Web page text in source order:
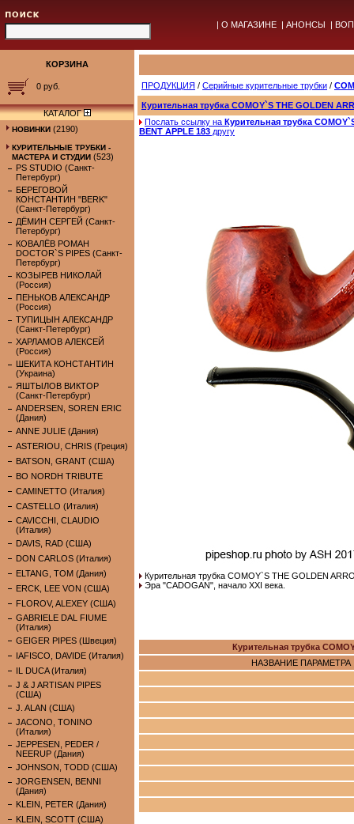
| О МАГАЗИНЕ | АНОНСЫ |
КОРЗИНА
0 руб.
КАТАЛОГ
НОВИНКИ (2190)
КУРИТЕЛЬНЫЕ ТРУБКИ -
МАСТЕРА И СТУДИИ (523)
PS STUDIO (Санкт-
Петербург)
БЕРЕГОВОЙ
КОНСТАНТИН "BERK"
(Санкт-Петербург)
ДЁМИН СЕРГЕЙ (Санкт-
Петербург)
КОВАЛЁВ РОМАН
DOCTOR`S PIPES (Санкт-
Петербург)
КОЗЫРЕВ НИКОЛАЙ
(Россия)
ПЕНЬКОВ АЛЕКСАНДР
(Россия)
ТУПИЦЫН АЛЕКСАНДР
(Санкт-Петербург)
ХАРЛАМОВ АЛЕКСЕЙ
(Россия)
ШЕКИТА КОНСТАНТИН
(Украина)
ЯШТЫЛОВ ВИКТОР
(Санкт-Петербург)
ANDERSEN, SOREN ERIC
(Дания)
ANNE JULIE (Дания)
ASTERIOU, CHRIS (Греция)
BATSON, GRANT (США)
BO NORDH TRIBUTE
CAMINETTO (Италия)
CASTELLO (Италия)
CAVICCHI, CLAUDIO
(Италия)
DAVIS, RAD (США)
DON CARLOS (Италия)
ELTANG, TOM (Дания)
ERCK, LEE VON (США)
FLOROV, ALEXEY (США)
GABRIELE DAL FIUME
(Италия)
GEIGER PIPES (Швеция)
IAFISCO, DAVIDE (Италия)
IL DUCA (Италия)
J & J ARTISAN PIPES
(США)
J. ALAN (США)
JACONO, TONINO
(Италия)
JEPPESEN, PEDER /
NEERUP (Дания)
JOHNSON, TODD (США)
JORGENSEN, BENNI
(Дания)
KLEIN, PETER (Дания)
KLEIN, SCOTT (США)
ПРОДУКЦИЯ / Серийные курительные трубки /
Курительная трубка COMOY`S THE GOLDEN
Послать ссылку на Курительная трубка
BENT APPLE 183 другу
Курительная трубка COMOY`S THE GOLDEN
Эра "CADOGAN", начало XXI века.
Курительная трубка
НАЗВАНИЕ ПАРАМЕТРА